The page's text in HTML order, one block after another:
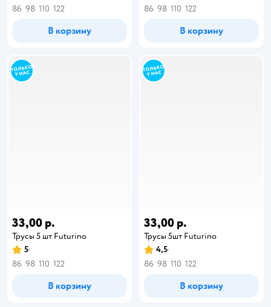
86 98 110 122
В корзину
86 98 110 122
В корзину
33,00 р.
Трусы 5 шт Futurino
5
86 98 110 122
В корзину
33,00 р.
Трусы 5шт Futurino
4,5
86 98 110 122
В корзину